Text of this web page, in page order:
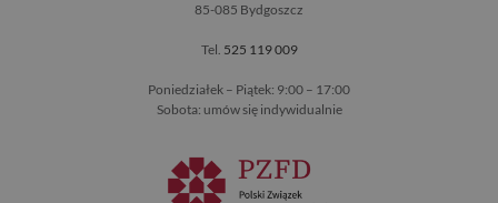
85-085 Bydgoszcz
Tel. 525 119 009
Poniedziałek – Piątek: 9:00 – 17:00
Sobota: umów się indywidualnie